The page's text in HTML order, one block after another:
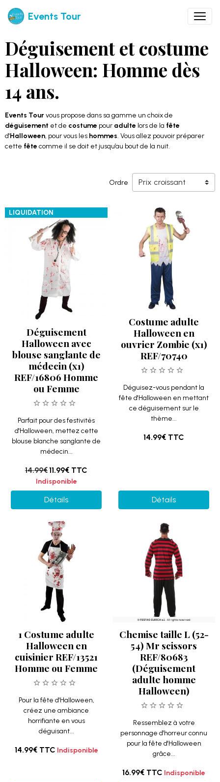
Events Tour
Déguisement et costume
Halloween: Homme dès
14 ans.
Events Tourvous propose dans sa gamme un choix de
déguisement et de costume pour adulte lors de la fête
d'Halloween, pour vous les hommes. Vous allez pouvoir préparer
cette fête comme il se doit et jusqu’au bout de la nuit.
Ordre
LIQUIDATION
Déguisement
Halloween avec
blouse sanglante de
médecin (x1)
REF/16806 Homme
ou Femme
Parfait pour des festivités
d'Halloween, mettez cette
blouse blanche sanglante de
médecin...
14.99€11.99€ TTC
Indisponible
Détails
Costume adulte
Halloween en
ouvrier Zombie (x1)
REF/70740
Déguisez-vous pendant la
fête d'Halloween en mettant
ce déguisement sur le
thème...
14.99€ TTC
Détails
1 Costume adulte
Halloween en
cuisinier REF/13521
Homme ou Femme
Pour la fête d'Halloween,
créez une ambiance
horrifiante en vous
déguisant...
14.99€ TTC Indisponible
Chemise taille L (52-
54) Mr scissors
REF/80683
(Déguisement
adulte homme
Halloween)
Ressemblez à votre
personnage d'horreur connu
pour la fête d'Halloween
grâce...
16.99€ TTC Indisponible